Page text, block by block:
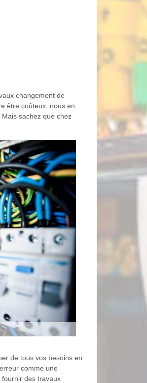
changement de
être coûteux, nous en
sachez que chez
de tous vos besoins en
comme une
des travaux